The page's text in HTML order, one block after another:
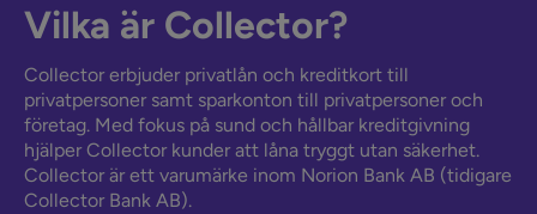
Vilka är Collector?
Collector erbjuder privatlån och kreditkort till
privatpersoner samt sparkonton till privatpersoner och
företag. Med fokus på sund och hållbar kreditgivning
hjälper Collector kunder att låna tryggt utan säkerhet.
Collector är ett varumärke inom Norion Bank AB (tidigare
Collector Bank AB).